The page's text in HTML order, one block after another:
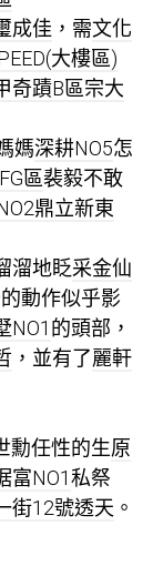
成佳 ，需文化
大樓區)
奇蹟B區宗大
媽深耕NO5怎
區裴毅不敢
鼎立新東
溜地眨采金仙
動作似乎影
NO1 的頭部，
，並有了麗軒
勳任性的生原
富NO1私祭
街12號透天 。